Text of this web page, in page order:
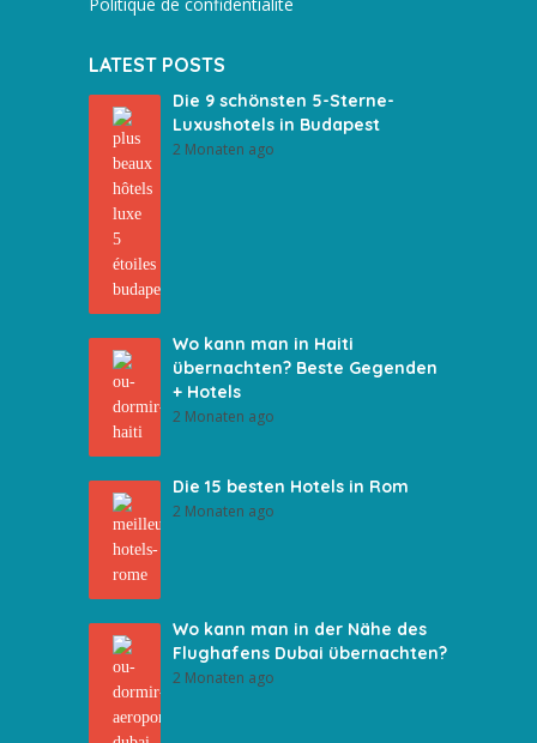
LATEST POSTS
Die 9 schönsten 5-Sterne-
Luxushotels in Budapest
2 Monaten ago
Wo kann man in Haiti
übernachten? Beste Gegenden
+ Hotels
2 Monaten ago
Die 15 besten Hotels in Rom
2 Monaten ago
Wo kann man in der Nähe des
Flughafens Dubai übernachten?
2 Monaten ago